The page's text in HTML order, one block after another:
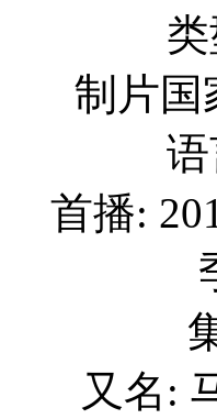
制片国
首播:
又名: